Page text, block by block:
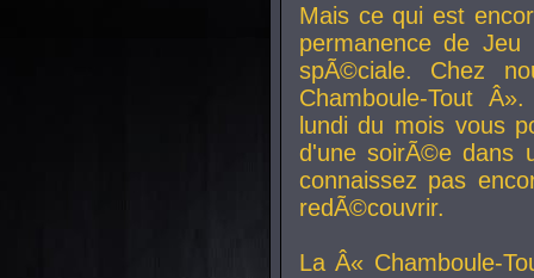
Mais ce qui est
permanence de
spÃ©ciale. Chez
Chamboule-Tout
lundi du mois vous
d'une soirÃ©e dans
connaissez pas
redÃ©couvrir.
La Â« Chamboule-